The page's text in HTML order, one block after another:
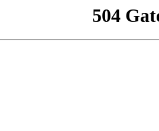
504